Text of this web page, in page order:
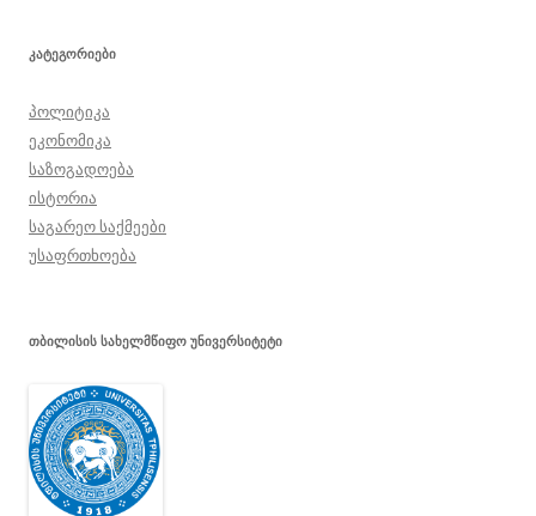
ᲙᲐᲢᲔᲒᲝᲠᲘᲔᲑᲘ
პოლიტიკა
ეკონომიკა
საზოგადოება
ისტორია
საგარეო საქმეები
უსაფრთხოება
ᲗᲑᲘᲚᲘᲡᲘᲡ ᲡᲐᲮᲔᲚᲛᲬᲘᲤᲝ ᲣᲜᲘᲕᲔᲠᲡᲘᲢᲔᲢᲘ